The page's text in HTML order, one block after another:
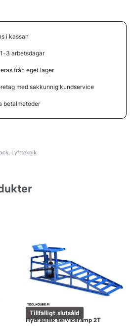
i kassan
3 arbetsdagar
från eget lager
med sakkunnig kundservice
betalmetoder
, Lyftteknik
Tillfälligt slutsåld
Hydraulisk serviceramp 2T